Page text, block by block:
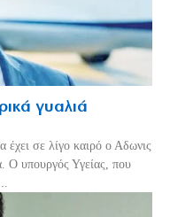
γυαλιά
έχει σε λίγο καιρό ο Αδωνις
Ο υπουργός Υγείας, που